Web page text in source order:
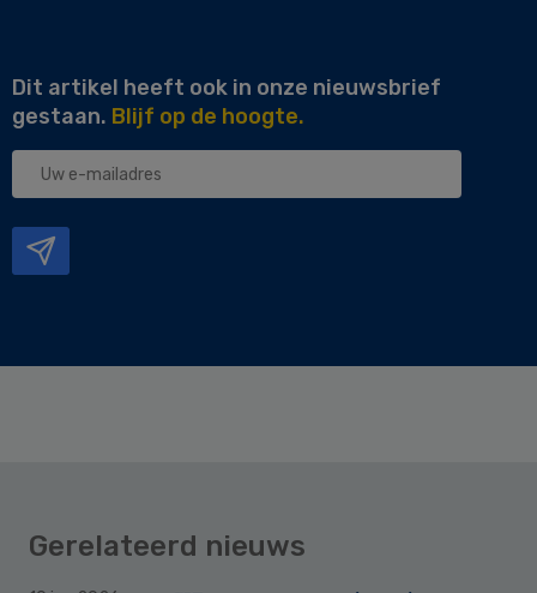
Dit artikel heeft ook in onze nieuwsbrief
gestaan. Blijf op de hoogte.
Uw
Gerelateerd nieuws